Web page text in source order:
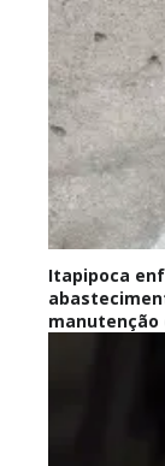
Itapipoca
manutenção